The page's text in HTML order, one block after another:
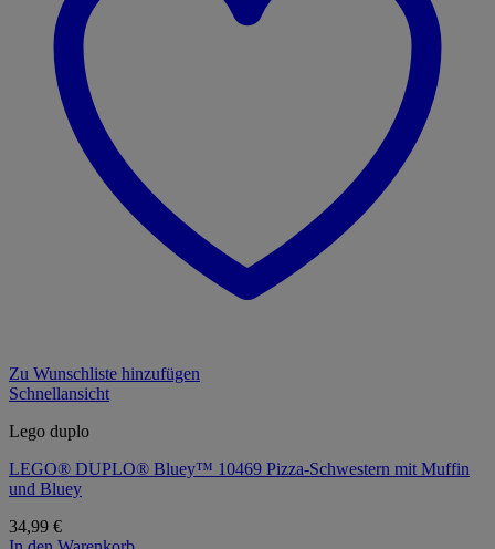
Zu Wunschliste hinzufügen
Schnellansicht
Lego duplo
LEGO® DUPLO® Bluey™ 10469 Pizza-Schwestern mit Muffin
und Bluey
34,99 €